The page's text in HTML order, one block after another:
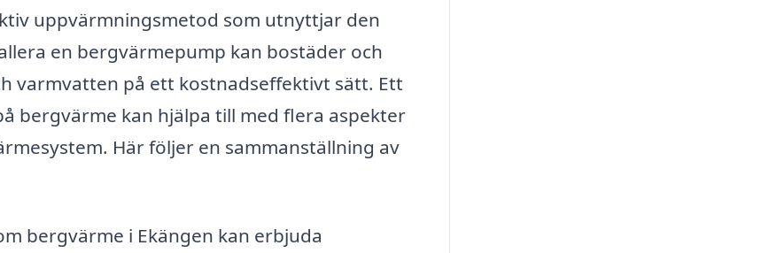
uppvärmningsmetod som utnyttjar den
en bergvärmepump kan bostäder och
varmvatten på ett kostnadseffektivt sätt. Ett
bergvärme kan hjälpa till med flera aspekter
Här följer en sammanställning av
bergvärme i Ekängen kan erbjuda